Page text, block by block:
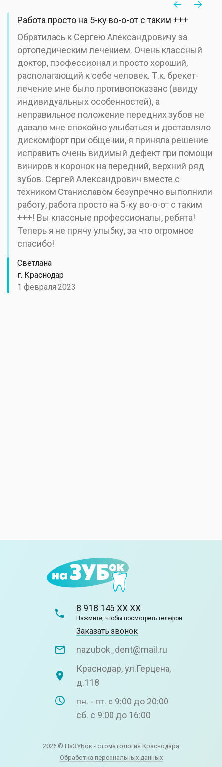
Работа просто на 5-ку во-о-от с таким +++
Обратилась к Сергею Александровичу за
ортопедическим лечением. Очень классный
доктор, профессионал и просто хороший,
располагающий к себе человек. Т.к. брекет-
лечение мне было противопоказано (ввиду
индивидуальных особенностей), а
неправильное положение передних зубов не
давало мне спокойно улыбаться и доставляло
дискомфорт при общении, я приняла решение
исправить очень видимый дефект при помощи
виниров и коронок на передний, верхний ряд
зубов. Сергей Александрович вместе с
техником Станиславом безупречно выполнили
работу, работа просто на 5-ку во-о-от с таким
+++! Вы классные профессионалы, ребята!
Теперь я не прячу улыбку, за что огромное
спасибо!
Светлана
г. Краснодар
1 февраля 2023
8 918 146 XX XX
Нажмите, чтобы посмотреть телефон
Заказать звонок
nazubok_dent@mail.ru
Краснодар, ул.Герцена,
д.118
пн. - пт. с 9:00 до 20:00
сб. с 9:00 до 16:00
2026 © НаЗУБок - стоматология Краснодара
Обработка персональных данных